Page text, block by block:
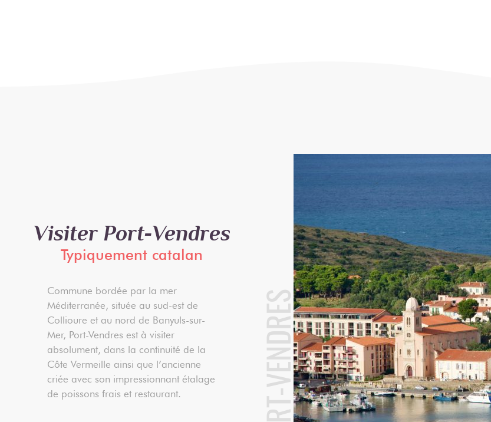
Visiter Port-Vendres
Typiquement catalan
Commune bordée par la mer
Méditerranée, située au sud-est de
Collioure et au nord de Banyuls-sur-
Mer, Port-Vendres est à visiter
absolument, dans la continuité de la
Côte Vermeille ainsi que l’ancienne
criée avec son impressionnant étalage
de poissons frais et restaurant.
PORT-VENDRES